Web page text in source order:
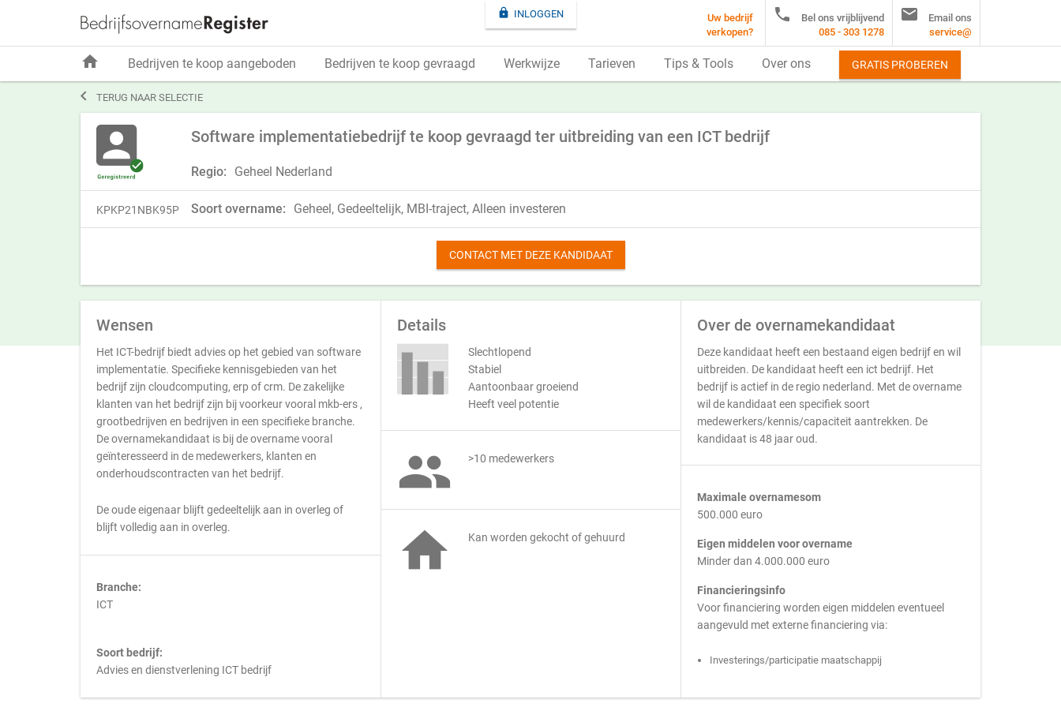
 TERUG NAAR SELECTIE
Software implementatiebedrijf te koop gevraagd ter uitbreiding van een ICT bedrijf
Regio: Geheel Nederland
KPKP21NBK95P Soort overname: Geheel, Gedeeltelijk, MBI-traject, Alleen investeren
CONTACT MET DEZE KANDIDAAT
Wensen
Het ICT-bedrijf biedt advies op het gebied van software
implementatie. Specifieke kennisgebieden van het
bedrijf zijn cloudcomputing, erp of crm. De zakelijke
klanten van het bedrijf zijn bij voorkeur vooral mkb-ers ,
grootbedrijven en bedrijven in een specifieke branche.
De overnamekandidaat is bij de overname vooral
geïnteresseerd in de medewerkers, klanten en
onderhoudscontracten van het bedrijf.
De oude eigenaar blijft gedeeltelijk aan in overleg of
blijft volledig aan in overleg.
Branche:
ICT
Soort bedrijf:
Advies en dienstverlening ICT bedrijf
Details
Slechtlopend
Stabiel
Aantoonbaar groeiend
Heeft veel potentie
 >10 medewerkers
 Kan worden gekocht of gehuurd
Over de overnamekandidaat
Deze kandidaat heeft een bestaand eigen bedrijf en wil
uitbreiden. De kandidaat heeft een ict bedrijf. Het
bedrijf is actief in de regio nederland. Met de overname
wil de kandidaat een specifiek soort
medewerkers/kennis/capaciteit aantrekken. De
kandidaat is 48 jaar oud.
Maximale overnamesom
500.000 euro
Eigen middelen voor overname
Minder dan 4.000.000 euro
Financieringsinfo
Voor financiering worden eigen middelen eventueel
aangevuld met externe financiering via:
Investerings/participatie maatschappij
 INLOGGEN
Uw bedrijf
verkopen?

Bel ons vrijblijvend
085 - 303 1278

Email ons
service@
home Bedrijven te koop aangeboden Bedrijven te koop gevraagd Werkwijze Tarieven Tips & Tools Over ons GRATIS PROBEREN